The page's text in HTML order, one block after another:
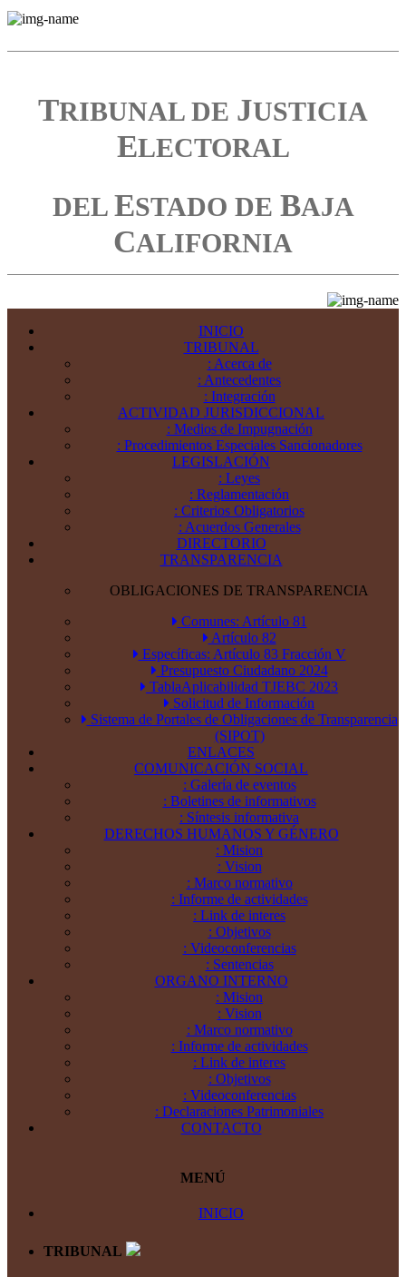
TRIBUNAL DE JUSTICIA
ELECTORAL
DEL ESTADO DE BAJA
CALIFORNIA
INICIO
TRIBUNAL
: Acerca de
: Antecedentes
: Integración
ACTIVIDAD JURISDICCIONAL
: Medios de Impugnación
: Procedimientos Especiales Sancionadores
LEGISLACIÓN
: Leyes
: Reglamentación
: Criterios Obligatorios
: Acuerdos Generales
DIRECTORIO
TRANSPARENCIA
OBLIGACIONES DE TRANSPARENCIA
Comunes: Artículo 81
Artículo 82
Específicas: Artículo 83 Fracción V
Presupuesto Ciudadano 2024
TablaAplicabilidad TJEBC 2023
Solicitud de Información
Sistema de Portales de Obligaciones de Transparencia
(SIPOT)
ENLACES
COMUNICACIÓN SOCIAL
: Galería de eventos
: Boletines de informativos
: Síntesis informativa
DERECHOS HUMANOS Y GÉNERO
: Mision
: Vision
: Marco normativo
: Informe de actividades
: Link de interes
: Objetivos
: Videoconferencias
: Sentencias
ORGANO INTERNO
: Mision
: Vision
: Marco normativo
: Informe de actividades
: Link de interes
: Objetivos
: Videoconferencias
: Declaraciones Patrimoniales
CONTACTO
MENÚ
INICIO
TRIBUNAL